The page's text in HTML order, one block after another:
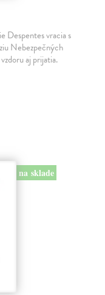
Despentes vracia s
Nebezpečných
aj prijatia.
na sklade